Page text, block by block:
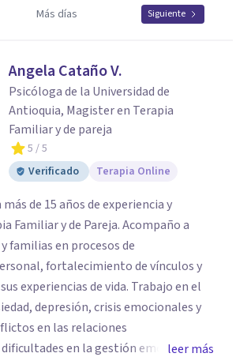
Más días Siguiente
Angela Cataño V.
Psicóloga de la Universidad de
Antioquia, Magister en Terapia
Familiar y de pareja
5 / 5
Verificado
Terapia Online
de 15 años de experiencia y
Familiar y de Pareja. Acompaño a
familias en procesos de
fortalecimiento de vínculos y
experiencias de vida. Trabajo en el
depresión, crisis emocionales y
en las relaciones
en la gestión emocional,
leer más